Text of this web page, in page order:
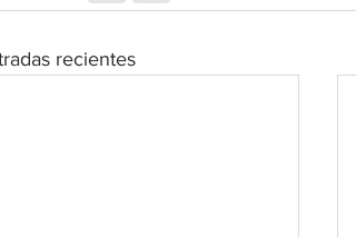
recientes